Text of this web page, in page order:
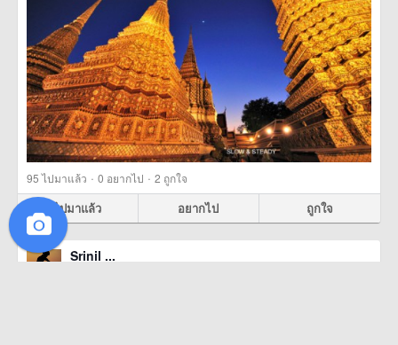
95ไปมาแล้ว · 0 อยากไป · 2 ถูกใจ
ไปมาแล้ว อยากไป ถูกใจ
Srinil ...